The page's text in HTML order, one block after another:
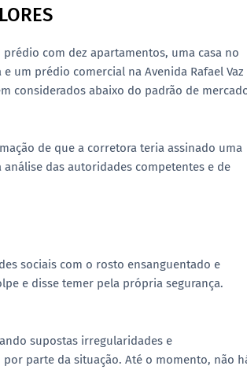
com dez apartamentos, uma casa no
um prédio comercial na Avenida Rafael Vaz
considerados abaixo do padrão de
de que a corretora teria assinado uma
das autoridades competentes e de
sociais com o rosto ensanguentado e
e disse temer pela própria segurança.
supostas irregularidades e
parte da situação. Até o momento, não